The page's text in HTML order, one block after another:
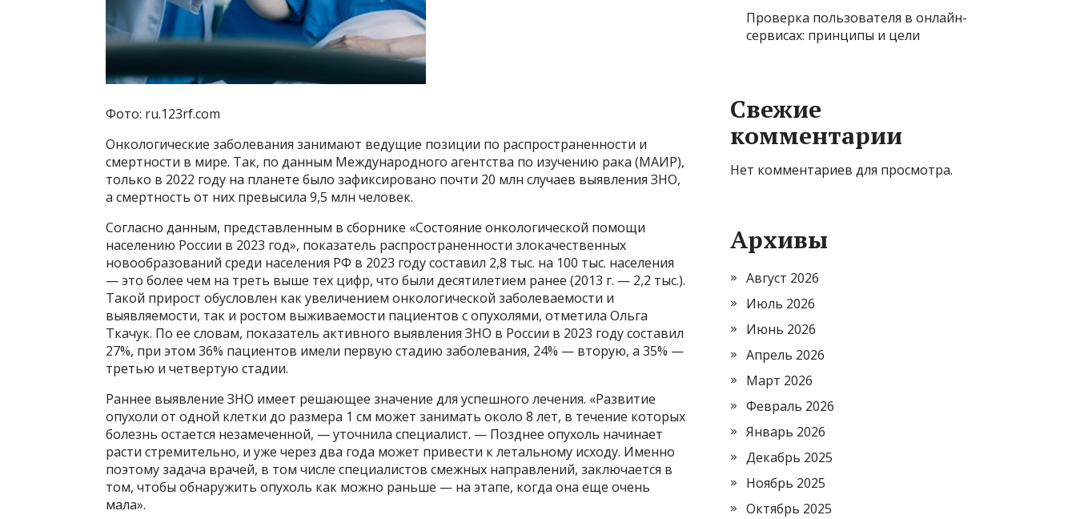
Фото: ru.123rf.com
Онкологические заболевания занимают ведущие позиции по распространенности и
смертности в мире. Так, по данным Международного агентства по изучению рака (МАИР),
только в 2022 году на планете было зафиксировано почти 20 млн случаев выявления ЗНО,
а смертность от них превысила 9,5 млн человек.
Согласно данным, представленным в сборнике «Состояние онкологической помощи
населению России в 2023 год», показатель распространенности злокачественных
новообразований среди населения РФ в 2023 году составил 2,8 тыс. на 100 тыс. населения
— это более чем на треть выше тех цифр, что были десятилетием ранее (2013 г. — 2,2 тыс.).
Такой прирост обусловлен как увеличением онкологической заболеваемости и
выявляемости, так и ростом выживаемости пациентов с опухолями, отметила Ольга
Ткачук. По ее словам, показатель активного выявления ЗНО в России в 2023 году составил
27%, при этом 36% пациентов имели первую стадию заболевания, 24% — вторую, а 35% —
третью и четвертую стадии.
Раннее выявление ЗНО имеет решающее значение для успешного лечения. «Развитие
опухоли от одной клетки до размера 1 см может занимать около 8 лет, в течение которых
болезнь остается незамеченной, — уточнила специалист. — Позднее опухоль начинает
расти стремительно, и уже через два года может привести к летальному исходу. Именно
поэтому задача врачей, в том числе специалистов смежных направлений, заключается в
том, чтобы обнаружить опухоль как можно раньше — на этапе, когда она еще очень
мала».
Проверка пользователя в онлайн-
сервисах: принципы и цели
Свежие
комментарии
Нет комментариев для просмотра.
Архивы
Август 2026
Июль 2026
Июнь 2026
Апрель 2026
Март 2026
Февраль 2026
Январь 2026
Декабрь 2025
Ноябрь 2025
Октябрь 2025